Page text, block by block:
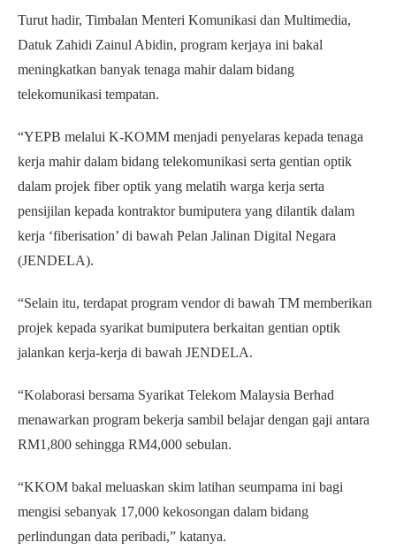
Turut hadir, Timbalan Menteri Komunikasi dan Multimedia,
Datuk Zahidi Zainul Abidin, program kerjaya ini bakal
meningkatkan banyak tenaga mahir dalam bidang
telekomunikasi tempatan.
“YEPB melalui K-KOMM menjadi penyelaras kepada tenaga
kerja mahir dalam bidang telekomunikasi serta gentian optik
dalam projek fiber optik yang melatih warga kerja serta
pensijilan kepada kontraktor bumiputera yang dilantik dalam
kerja ‘fiberisation’ di bawah Pelan Jalinan Digital Negara
(JENDELA).
“Selain itu, terdapat program vendor di bawah TM memberikan
projek kepada syarikat bumiputera berkaitan gentian optik
jalankan kerja-kerja di bawah JENDELA.
“Kolaborasi bersama Syarikat Telekom Malaysia Berhad
menawarkan program bekerja sambil belajar dengan gaji antara
RM1,800 sehingga RM4,000 sebulan.
“KKOM bakal meluaskan skim latihan seumpama ini bagi
mengisi sebanyak 17,000 kekosongan dalam bidang
perlindungan data peribadi,” katanya.